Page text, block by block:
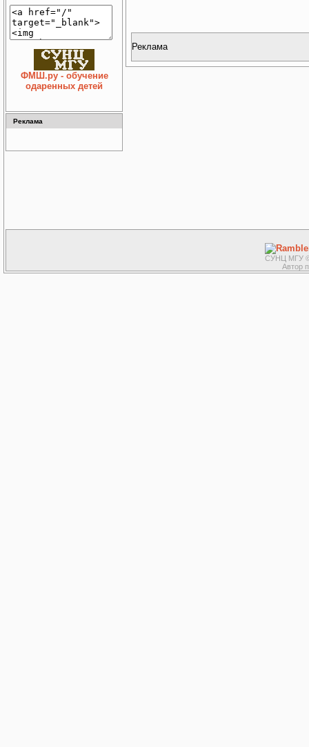
ФМШ.ру - обучение
одаренных детей
Реклама
Реклама
СУНЦ МГУ ©
Автор